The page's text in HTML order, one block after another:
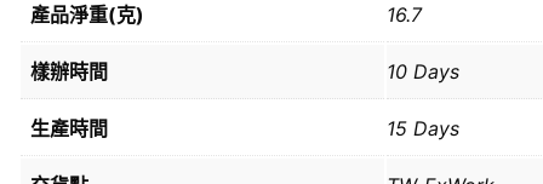
產品淨重(克) 16.7
樣辦時間 10 Days
生產時間 15 Days